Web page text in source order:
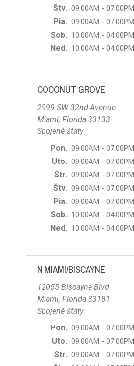
Štv. 09:00AM - 07:00PM
Pia. 09:00AM - 07:00PM
Sob. 10:00AM - 04:00PM
Ned. 10:00AM - 04:00PM
COCONUT GROVE
2999 SW 32nd Avenue
Miami, Florida 33133
Spojené štáty
Pon. 09:00AM - 07:00PM
Uto. 09:00AM - 07:00PM
Str. 09:00AM - 07:00PM
Štv. 09:00AM - 07:00PM
Pia. 09:00AM - 07:00PM
Sob. 10:00AM - 04:00PM
Ned. 10:00AM - 04:00PM
N MIAMI/BISCAYNE
12055 Biscayne Blvd
Miami, Florida 33181
Spojené štáty
Pon. 09:00AM - 07:00PM
Uto. 09:00AM - 07:00PM
Str. 09:00AM - 07:00PM